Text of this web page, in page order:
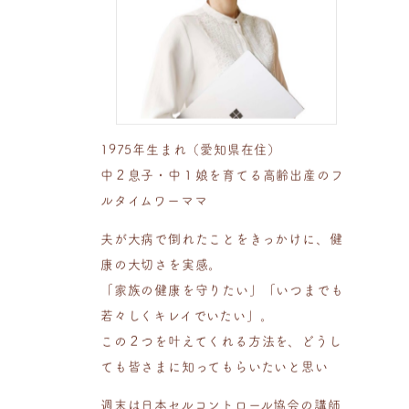
1975年生まれ（愛知県在住）
中２息子・中１娘を育てる高齢出産のフ
ルタイムワーママ
夫が大病で倒れたことをきっかけに、健
康の大切さを実感。
「家族の健康を守りたい」「いつまでも
若々しくキレイでいたい」。
この２つを叶えてくれる方法を、どうし
ても皆さまに知ってもらいたいと思い